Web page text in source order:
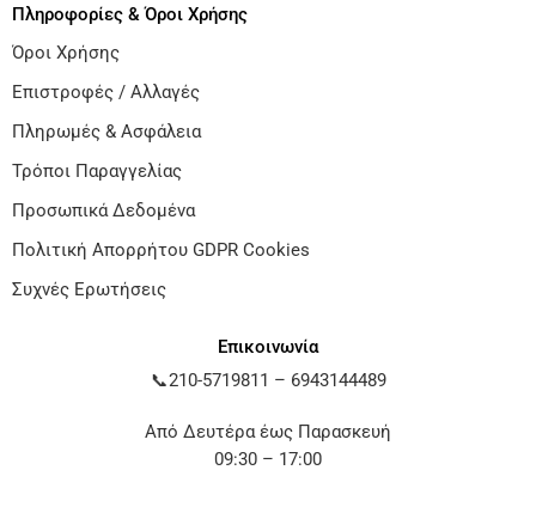
Πληροφορίες & Όροι Χρήσης
Όροι Χρήσης
Επιστροφές / Αλλαγές
Πληρωμές & Ασφάλεια
Τρόποι Παραγγελίας
Προσωπικά Δεδομένα
Πολιτική Απορρήτου GDPR Cookies
Συχνές Ερωτήσεις
Επικοινωνία
📞210-5719811 – 6943144489
Από Δευτέρα έως Παρασκευή
09:30 – 17:00